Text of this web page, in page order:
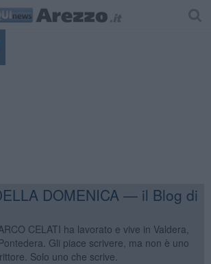
DOMENICA — il Blog di
CELATI ha lavorato e vive in Valdera,
Gli piace scrivere, ma non è uno
Solo uno che scrive.